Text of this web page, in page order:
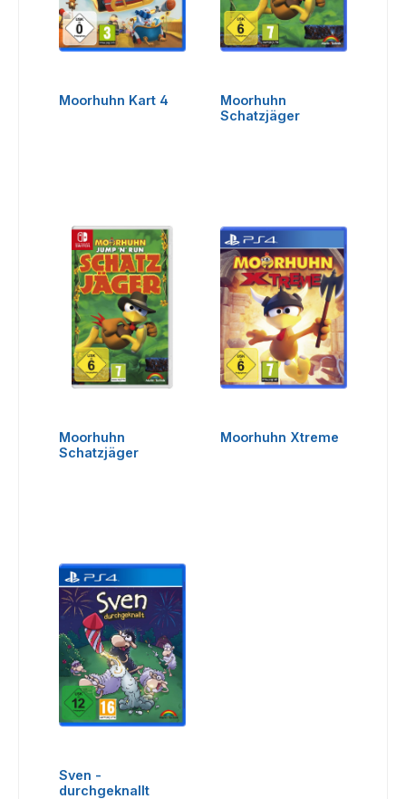
Moorhuhn Kart 4
Moorhuhn
Schatzjäger
Moorhuhn
Schatzjäger
Moorhuhn Xtreme
Sven -
durchgeknallt